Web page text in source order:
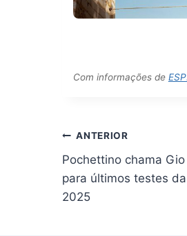
Com informações de
Navegação
de
Post
ANTERIOR
Pochettino chama
para últimos testes
2025